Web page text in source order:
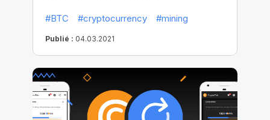
continue to invest more in BTC. The
question is, will it continue to rise, and
should you start the race for Bitcoins now?
#BTC #cryptocurrency #mining
Publié : 04.03.2021